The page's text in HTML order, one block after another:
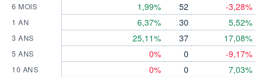
6 MOIS
1 AN
3 ANS
5 ANS
10 ANS
1,99%
6,37%
25,11%
0%
0%
52
30
37
0
0
-3,28%
5,52%
17,08%
-9,17%
7,03%